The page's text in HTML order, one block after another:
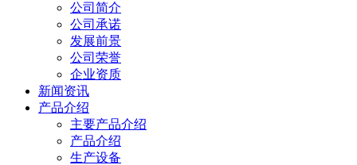
公司简介
公司承诺
发展前景
公司荣誉
企业资质
新闻资讯
产品介绍
主要产品介绍
产品介绍
生产设备